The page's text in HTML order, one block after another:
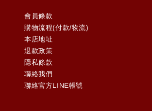
會員條款
購物流程(付款/物流)
本店地址
退款政策
隱私條款
聯絡我們
聯絡官方LINE帳號